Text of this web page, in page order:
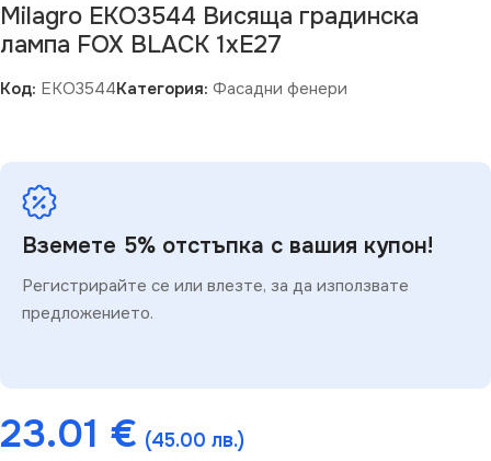
Milagro EKO3544 Висяща градинска
лампа FOX BLACK 1xE27
Код: EKO3544Категория: Фасадни фенери
Вземете 5% отстъпка с вашия купон!
Регистрирайте се или влезте, за да използвате
предложението.
23.01 € (45.00 лв.)